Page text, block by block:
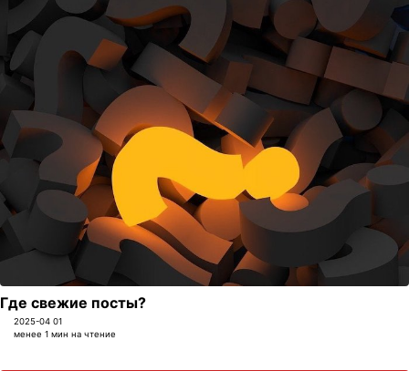
Где свежие посты?
2025-04 01
менее 1 мин на чтение